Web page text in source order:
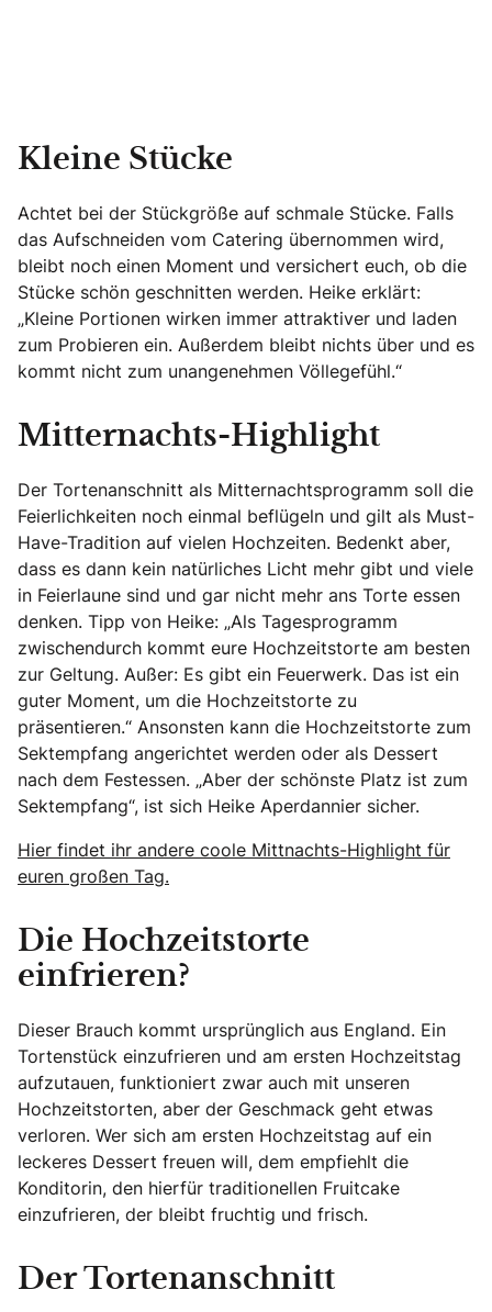
Kleine Stücke
Achtet bei der Stückgröße auf schmale Stücke. Falls
das Aufschneiden vom Catering übernommen wird,
bleibt noch einen Moment und versichert euch, ob die
Stücke schön geschnitten werden. Heike erklärt:
„Kleine Portionen wirken immer attraktiver und laden
zum Probieren ein. Außerdem bleibt nichts über und es
kommt nicht zum unangenehmen Völlegefühl.“
Mitternachts-Highlight
Der Tortenanschnitt als Mitternachtsprogramm soll die
Feierlichkeiten noch einmal beflügeln und gilt als Must-
Have-Tradition auf vielen Hochzeiten. Bedenkt aber,
dass es dann kein natürliches Licht mehr gibt und viele
in Feierlaune sind und gar nicht mehr ans Torte essen
denken. Tipp von Heike: „Als Tagesprogramm
zwischendurch kommt eure Hochzeitstorte am besten
zur Geltung. Außer: Es gibt ein Feuerwerk. Das ist ein
guter Moment, um die Hochzeitstorte zu
präsentieren.“ Ansonsten kann die Hochzeitstorte zum
Sektempfang angerichtet werden oder als Dessert
nach dem Festessen. „Aber der schönste Platz ist zum
Sektempfang“, ist sich Heike Aperdannier sicher.
Hier findet ihr andere coole Mittnachts-Highlight für
euren großen Tag.
Die Hochzeitstorte
einfrieren?
Dieser Brauch kommt ursprünglich aus England. Ein
Tortenstück einzufrieren und am ersten Hochzeitstag
aufzutauen, funktioniert zwar auch mit unseren
Hochzeitstorten, aber der Geschmack geht etwas
verloren. Wer sich am ersten Hochzeitstag auf ein
leckeres Dessert freuen will, dem empfiehlt die
Konditorin, den hierfür traditionellen Fruitcake
einzufrieren, der bleibt fruchtig und frisch.
Der Tortenanschnitt